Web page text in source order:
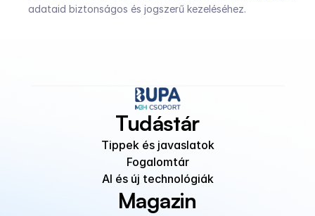
adataid biztonságos és jogszerű kezeléséhez.
Tudástár
Tippek és javaslatok
Fogalomtár
AI és új technológiák
Magazin